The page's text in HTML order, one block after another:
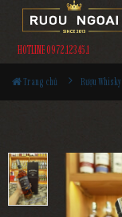
HOTLINE 0972.12345.1
Trang chủ Rượu Whisky